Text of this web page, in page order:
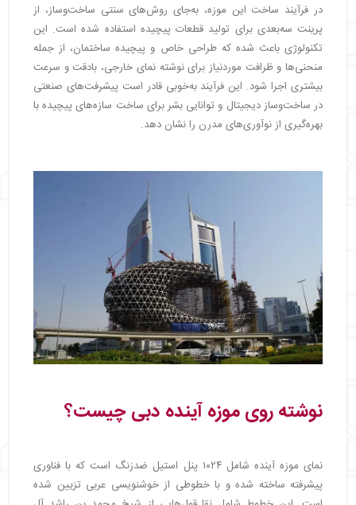
در فرآیند ساخت این موزه، به‌جای روش‌های سنتی ساخت‌وساز، از
پرینت سه‌بعدی برای تولید قطعات پیچیده استفاده شده است. این
تکنولوژی باعث شده که طراحی خاص و پیچیده ساختمان، از جمله
منحنی‌ها و ظرافت موردنیاز برای نوشته نمای خارجی، بادقت و سرعت
بیشتری اجرا شود. این فرآیند به‌خوبی قادر است پیشرفت‌های صنعتی
در ساخت‌وساز دیجیتال و توانایی بشر برای ساخت سازه‌های پیچیده با
بهره‌گیری از نوآوری‌های مدرن را نشان دهد.
نوشته روی موزه آینده دبی چیست؟
نمای موزه آینده شامل ۱۰۲۴ پنل استیل ضدزنگ است که با فناوری
پیشرفته ساخته شده و با خطوطی از خوشنویسی عربی تزیین شده